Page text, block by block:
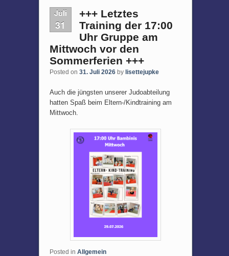
Juli
31
+++ Letztes
Training der 17:00
Uhr Gruppe am
Mittwoch vor den
Sommerferien +++
Posted on 31. Juli 2026 by lisettejupke
Auch die jüngsten unserer Judoabteilung
hatten Spaß beim Eltern-/Kindtraining am
Mittwoch.
Posted in Allgemein